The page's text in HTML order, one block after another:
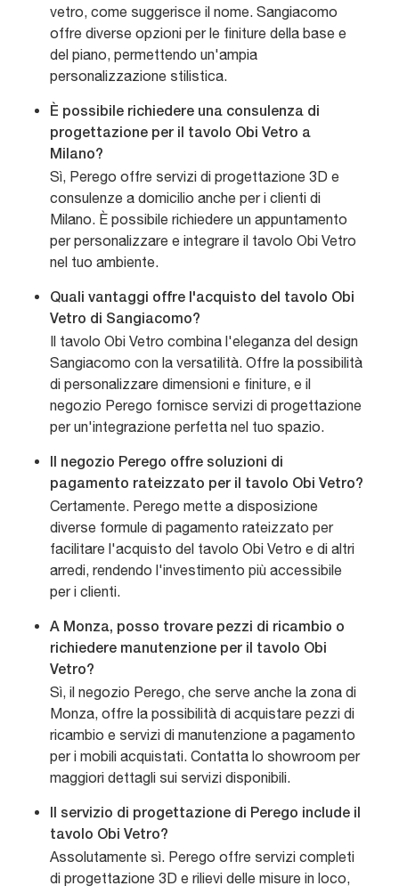
vetro, come suggerisce il nome. Sangiacomo
offre diverse opzioni per le finiture della base e
del piano, permettendo un'ampia
personalizzazione stilistica.
È possibile richiedere una consulenza di
progettazione per il tavolo Obi Vetro a
Milano?
Sì, Perego offre servizi di progettazione 3D e
consulenze a domicilio anche per i clienti di
Milano. È possibile richiedere un appuntamento
per personalizzare e integrare il tavolo Obi Vetro
nel tuo ambiente.
Quali vantaggi offre l'acquisto del tavolo Obi
Vetro di Sangiacomo?
Il tavolo Obi Vetro combina l'eleganza del design
Sangiacomo con la versatilità. Offre la possibilità
di personalizzare dimensioni e finiture, e il
negozio Perego fornisce servizi di progettazione
per un'integrazione perfetta nel tuo spazio.
Il negozio Perego offre soluzioni di
pagamento rateizzato per il tavolo Obi Vetro?
Certamente. Perego mette a disposizione
diverse formule di pagamento rateizzato per
facilitare l'acquisto del tavolo Obi Vetro e di altri
arredi, rendendo l'investimento più accessibile
per i clienti.
A Monza, posso trovare pezzi di ricambio o
richiedere manutenzione per il tavolo Obi
Vetro?
Sì, il negozio Perego, che serve anche la zona di
Monza, offre la possibilità di acquistare pezzi di
ricambio e servizi di manutenzione a pagamento
per i mobili acquistati. Contatta lo showroom per
maggiori dettagli sui servizi disponibili.
Il servizio di progettazione di Perego include il
tavolo Obi Vetro?
Assolutamente sì. Perego offre servizi completi
di progettazione 3D e rilievi delle misure in loco,